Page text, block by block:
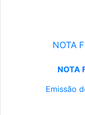
NOTA
NOTA
Emissão